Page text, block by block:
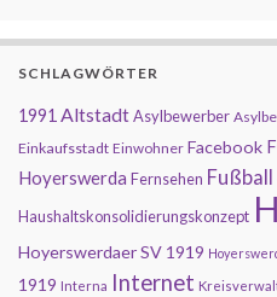
SCHLAGWÖRTER
1991 AltstadtAsylbewerber
Einkaufsstadt Einwohner Facebook
Hoyerswerda Fernsehen Fußball
Haushaltskonsolidierungskonzept
Hoyerswerdaer SV 1919
1919 Interna Internet